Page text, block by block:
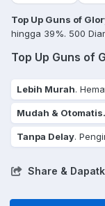
Top Up Guns of
hingga 39%. 500
Top Up Guns of
Lebih Murah.
Mudah & Otomatis.
Tanpa Delay.
Share &